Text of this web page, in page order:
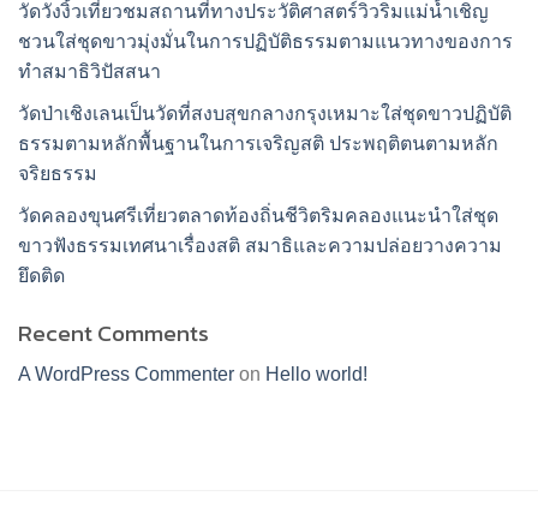
วัดวังงิ้วเที่ยวชมสถานที่ทางประวัติศาสตร์วิวริมแม่น้ำเชิญ
ชวนใส่ชุดขาวมุ่งมั่นในการปฏิบัติธรรมตามแนวทางของการ
ทำสมาธิวิปัสสนา
วัดป่าเชิงเลนเป็นวัดที่สงบสุขกลางกรุงเหมาะใส่ชุดขาวปฏิบัติ
ธรรมตามหลักพื้นฐานในการเจริญสติ ประพฤติตนตามหลัก
จริยธรรม
วัดคลองขุนศรีเที่ยวตลาดท้องถิ่นชีวิตริมคลองแนะนำใส่ชุด
ขาวฟังธรรมเทศนาเรื่องสติ สมาธิและความปล่อยวางความ
ยึดติด
Recent Comments
A WordPress Commenter on Hello world!